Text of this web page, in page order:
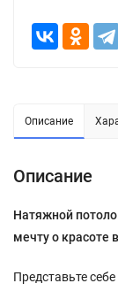
Описание
Описание
Натяжной
мечту о красоте
Представьте